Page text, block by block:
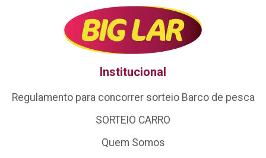
Institucional
Regulamento para concorrer sorteio Barco de pesca
SORTEIO CARRO
Quem Somos